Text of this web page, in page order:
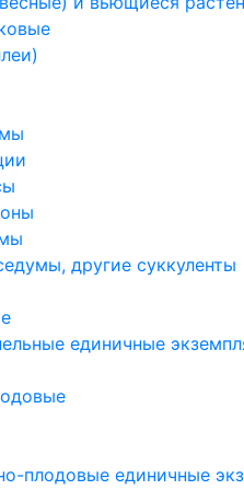
другие суккуленты
единичные
плодовые единичные